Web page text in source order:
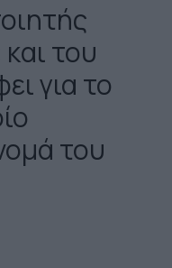
του
για το
του